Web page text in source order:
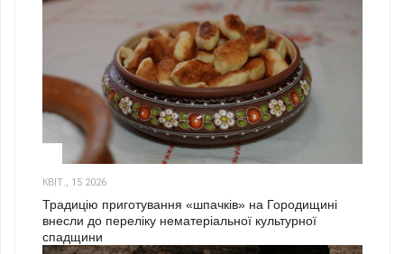
КВІТ., 15 2026
Традицію приготування «шпачків» на Городищині
внесли до переліку нематеріальної культурної
спадщини